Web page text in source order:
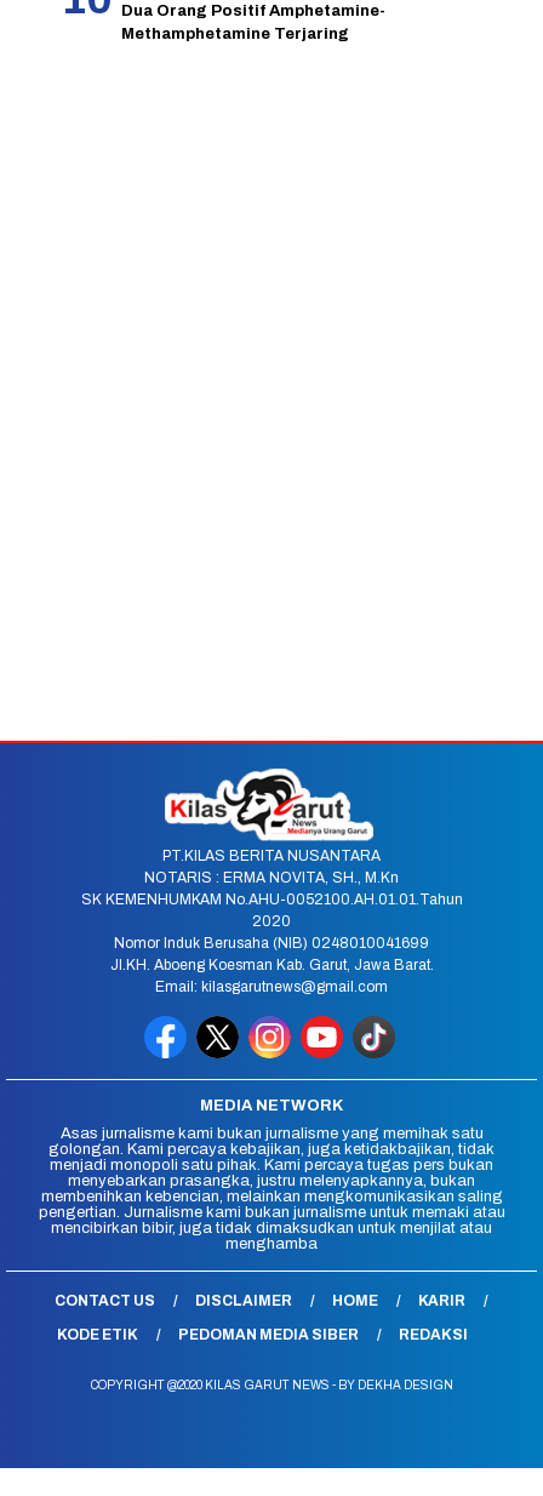
Dua Orang Positif Amphetamine-
Methamphetamine Terjaring
PT.KILAS BERITA NUSANTARA
NOTARIS : ERMA NOVITA, SH., M.Kn
SK KEMENHUMKAM No.AHU-0052100.AH.01.01.Tahun
2020
Nomor Induk Berusaha (NIB) 0248010041699
Jl.KH. Aboeng Koesman Kab. Garut, Jawa Barat.
Email: kilasgarutnews@gmail.com
MEDIA NETWORK
Asas jurnalisme kami bukan jurnalisme yang memihak satu
golongan. Kami percaya kebajikan, juga ketidakbajikan, tidak
menjadi monopoli satu pihak. Kami percaya tugas pers bukan
menyebarkan prasangka, justru melenyapkannya, bukan
membenihkan kebencian, melainkan mengkomunikasikan saling
pengertian. Jurnalisme kami bukan jurnalisme untuk memaki atau
mencibirkan bibir, juga tidak dimaksudkan untuk menjilat atau
menghamba
CONTACT US DISCLAIMER HOME
KARIR
KODE ETIK
PEDOMAN MEDIA SIBER REDAKSI
COPYRIGHT @2020 KILAS GARUT NEWS - BY DEKHA DESIGN